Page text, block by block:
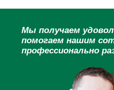
Мы получаем
помогаем нашим
профессионально